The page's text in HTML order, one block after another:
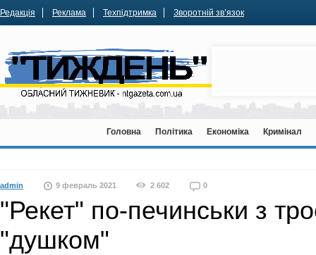
Редакція Реклама Техпідтримка Зворотній зв’язок
Головна Політика Економіка Кримінал
admin 9 февраль 2021 2 602 0
"Рекет" по-печинськи з
"душком"